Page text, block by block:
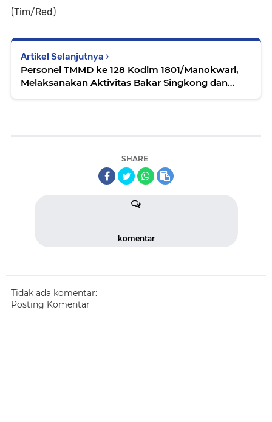
(Tim/Red)
Artikel Selanjutnya
Personel TMMD ke 128 Kodim 1801/Manokwari,
Melaksanakan Aktivitas Bakar Singkong dan
SHARE
komentar
Tidak ada komentar:
Posting Komentar